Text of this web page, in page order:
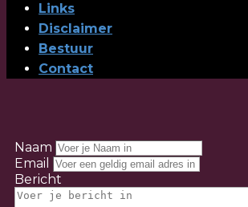
Links
Disclaimer
Bestuur
Contact
Naam
Email
Bericht